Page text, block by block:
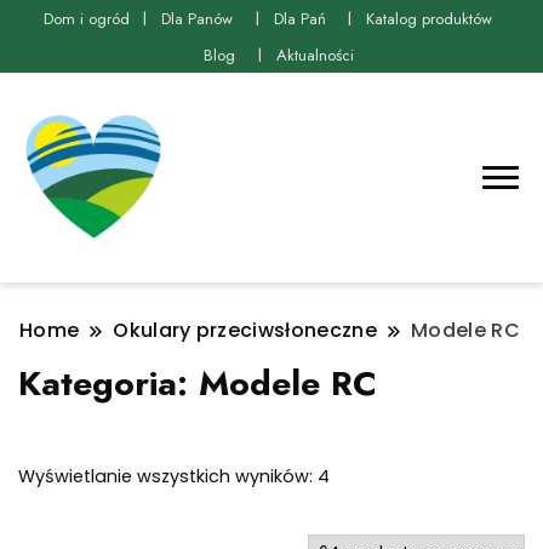
Dom i ogród Dla Panów Dla Pań
Katalog produktów
Blog
Aktualności
Home Okulary przeciwsłoneczne Modele RC
Kategoria: Modele RC
Wyświetlanie wszystkich wyników: 4
najnowszych